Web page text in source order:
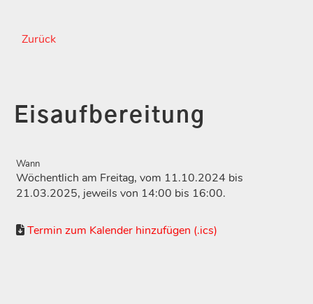
Zurück
Eisaufbereitung
Wann
Wöchentlich am Freitag, vom 11.10.2024 bis
21.03.2025, jeweils von 14:00 bis 16:00.
Termin zum Kalender hinzufügen (.ics)